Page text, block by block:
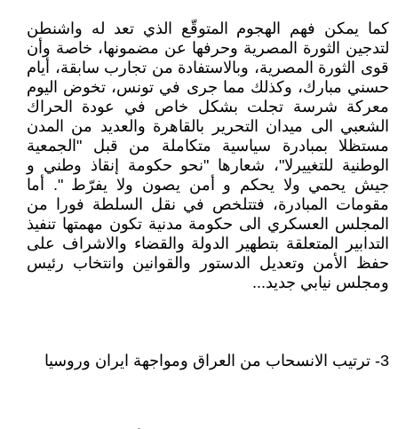
كما يمكن فهم الهجوم المتوقّع الذي تعد له واشنطن
لتدجين الثورة المصرية وحرفها عن مضمونها، خاصة وأن
قوى الثورة المصرية، وبالاستفادة من تجارب سابقة، أيام
حسني مبارك، وكذلك مما جرى في تونس، تخوض اليوم
معركة شرسة تجلت بشكل خاص في عودة الحراك
الشعبي الى ميدان التحرير بالقاهرة والعديد من المدن
مستظلا بمبادرة سياسية متكاملة من قبل "الجمعية
الوطنية للتغييرلا"، شعارها "نحو حكومة إنقاذ وطني و
جيش يحمي ولا يحكم و أمن يصون ولا يفرّط ". أما
مقومات المبادرة، فتتلخص في نقل السلطة فورا من
المجلس العسكري الى حكومة مدنية تكون مهمتها تنفيذ
التدابير المتعلقة بتطهير الدولة والقضاء والاشراف على
حفظ الأمن وتعديل الدستور والقوانين وانتخاب رئيس
ومجلس نيابي جديد...
3- ترتيب الانسحاب من العراق ومواجهة ايران وروسيا